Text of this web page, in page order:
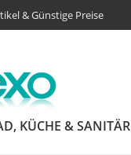
& Günstige Preise
KÜCHE & SANITÄR